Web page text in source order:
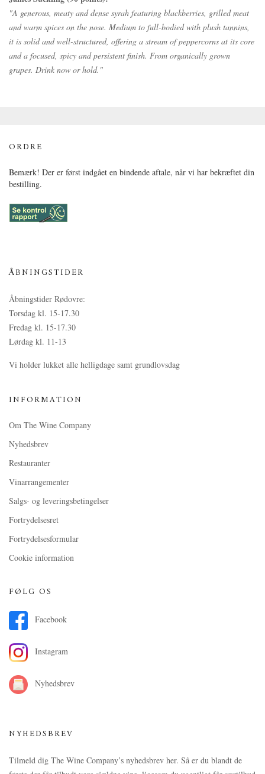
"A generous, meaty and dense syrah featuring blackberries, grilled meat
and warm spices on the nose. Medium to full-bodied with plush tannins,
it is solid and well-structured, offering a stream of peppercorns at its core
and a focused, spicy and persistent finish. From organically grown
grapes. Drink now or hold."
ORDRE
Bemærk! Der er først indgået en bindende aftale, når vi har bekræftet din
bestilling.
ÅBNINGSTIDER
Åbningstider Rødovre:
Torsdag kl. 15-17.30
Fredag kl. 15-17.30
Lørdag kl. 11-13
Vi holder lukket alle helligdage samt grundlovsdag
INFORMATION
Om The Wine Company
Nyhedsbrev
Restauranter
Vinarrangementer
Salgs- og leveringsbetingelser
Fortrydelsesret
Fortrydelsesformular
Cookie information
FØLG OS
Facebook
Instagram
Nyhedsbrev
NYHEDSBREV
Tilmeld dig The Wine Company’s nyhedsbrev her. Så er du blandt de